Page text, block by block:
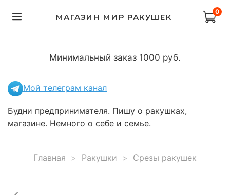
МАГАЗИН МИР РАКУШЕК
0
Минимальный заказ 1000 руб.
Мой телеграм канал
Будни предпринимателя. Пишу о ракушках,
магазине. Немного о себе и семье.
Главная Ракушки Срезы ракушек